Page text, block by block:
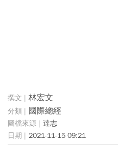
林宏文
國際總經
達志
2021-11-15 09:21